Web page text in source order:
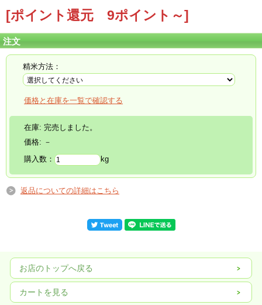
[ポイント還元 9ポイント～]
注文
精米方法：
価格と在庫を一覧で確認する
在庫: 完売しました。
価格: －
購入数：
kg
返品についての詳細はこちら
お店のトップへ戻る
カートを見る